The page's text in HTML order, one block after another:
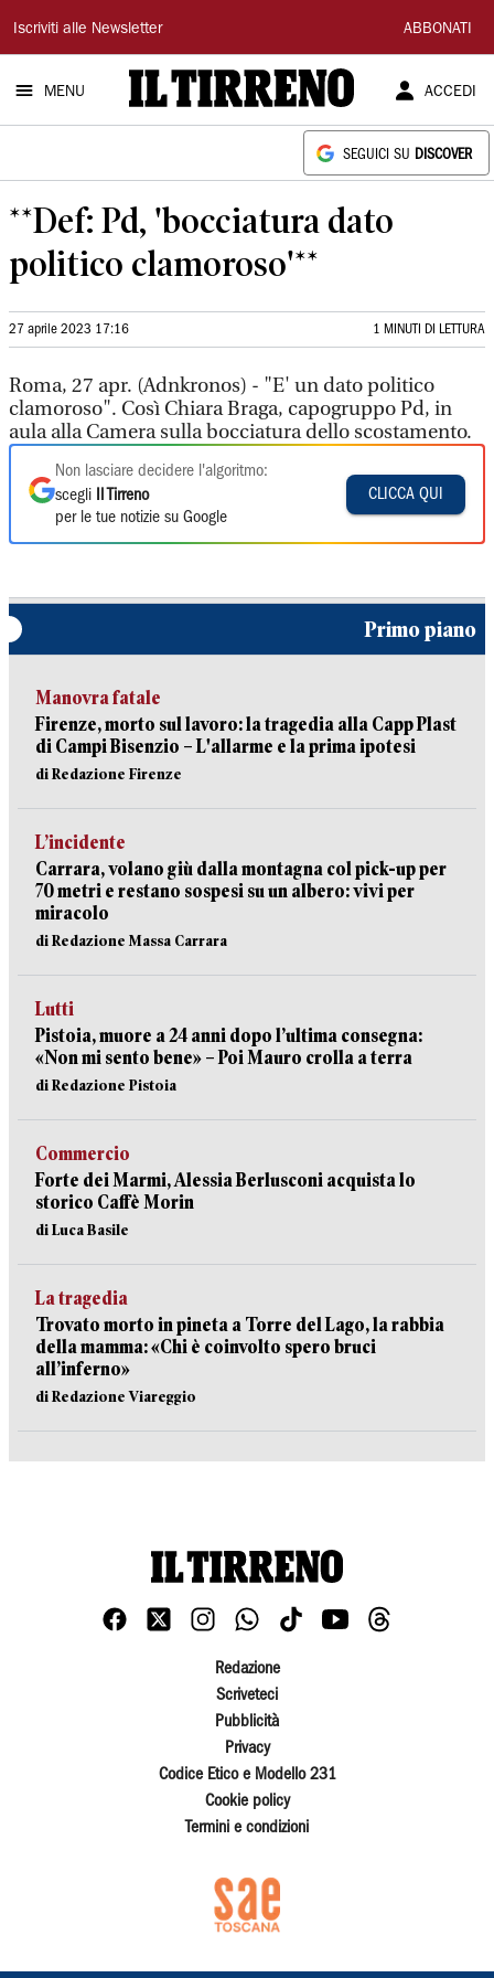
Il
Tirreno
Iscriviti alle Newsletter ABBONATI
MENU ACCEDI
SEGUICI SU DISCOVER
**Def: Pd, 'bocciatura dato
politico clamoroso'**
27 aprile 2023 17:16 1 MINUTI DI LETTURA
Roma, 27 apr. (Adnkronos) - "E' un dato politico
clamoroso". Così Chiara Braga, capogruppo Pd, in
aula alla Camera sulla bocciatura dello scostamento.
Non lasciare decidere l'algoritmo:
scegli
Il Tirreno
per le tue notizie su Google
CLICCA QUI
Primo piano
Manovra fatale
Firenze, morto sul lavoro: la tragedia alla Capp Plast
di Campi Bisenzio – L'allarme e la prima ipotesi
di Redazione Firenze
L’incidente
Carrara, volano giù dalla montagna col pick-up per
70 metri e restano sospesi su un albero: vivi per
miracolo
di Redazione Massa Carrara
Lutti
Pistoia, muore a 24 anni dopo l’ultima consegna:
«Non mi sento bene» – Poi Mauro crolla a terra
di Redazione Pistoia
Commercio
Forte dei Marmi, Alessia Berlusconi acquista lo
storico Caffè Morin
di Luca Basile
La tragedia
Trovato morto in pineta a Torre del Lago, la rabbia
della mamma: «Chi è coinvolto spero bruci
all’inferno»
di Redazione Viareggio
Redazione
Scriveteci
Pubblicità
Privacy
Codice Etico e Modello 231
Cookie policy
Termini e condizioni